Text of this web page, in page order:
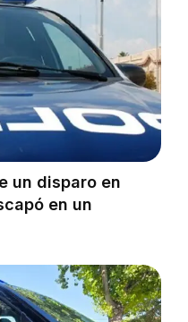
un disparo en
en un